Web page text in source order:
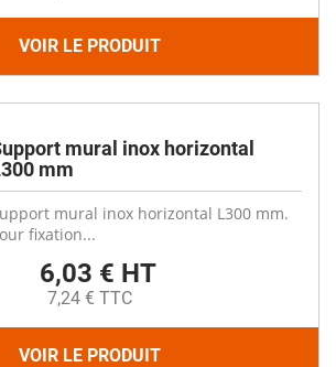
VOIR LE PRODUIT
mural inox horizontal
mm
mural inox horizontal L300 mm.
fixation...
6,03 € HT
7,24 € TTC
VOIR LE PRODUIT